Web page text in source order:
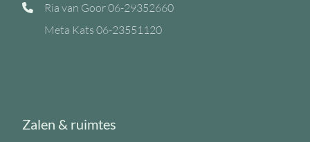
Ria van Goor06-29352660
Meta Kats 06-23551120
Zalen & ruimtes